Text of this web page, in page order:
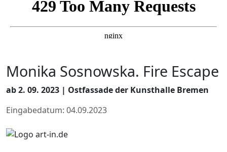
Monika Sosnowska. Fire Escape
ab 2. 09. 2023 | Ostfassade der Kunsthalle Bremen
Eingabedatum: 04.09.2023